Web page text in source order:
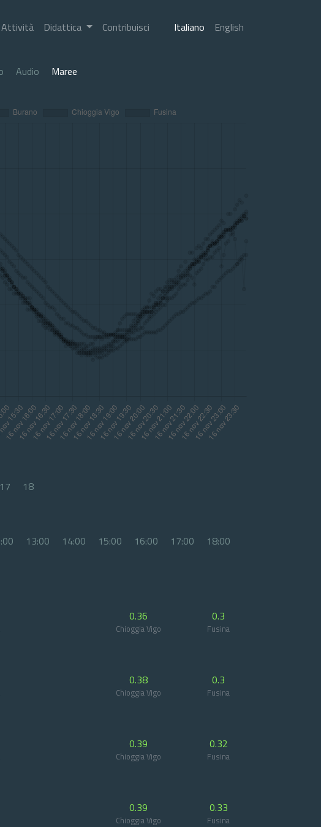
Attività Didattica Contribuisci Italiano English
Audio Maree
17 18
13:00 14:00 15:00 16:00 17:00
18:00
0.36
Chioggia Vigo
0.3
Fusina
0.38
Chioggia Vigo
0.3
Fusina
0.39
Chioggia Vigo
0.32
Fusina
0.39
Chioggia Vigo
0.33
Fusina